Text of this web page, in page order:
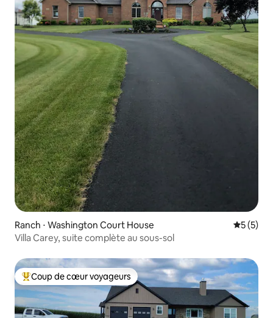
Ranch ⋅ Washington Court House
5 (5)
Villa Carey, suite complète au sous-sol
Coups de cœur voyageurs les plus appréciés
Coup de cœur voyageurs